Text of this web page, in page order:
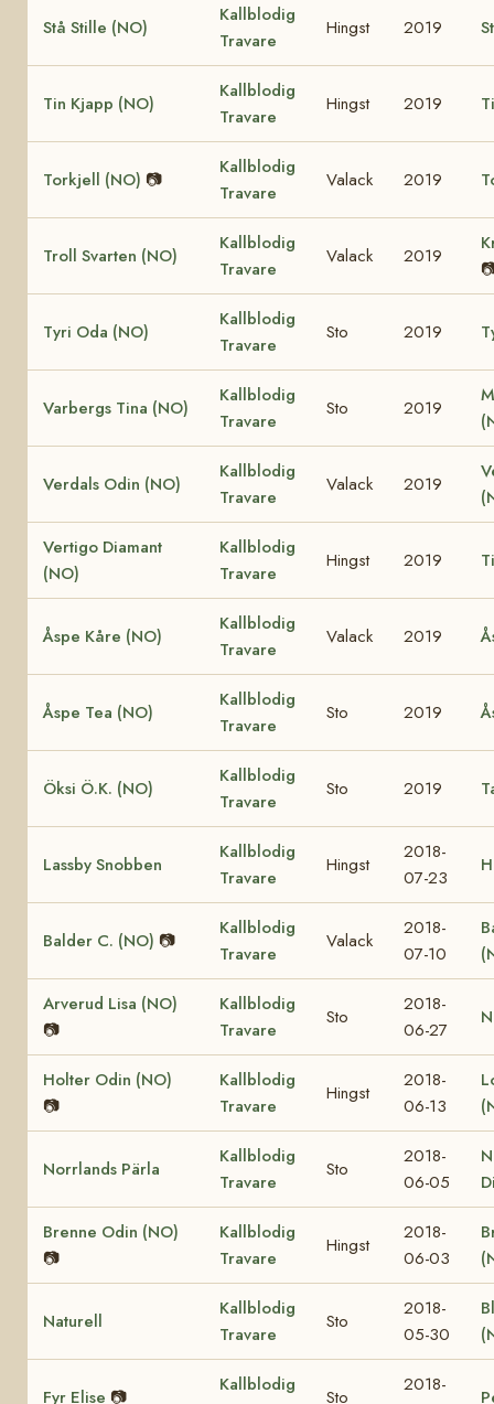
Stå Stille (NO)
Kallblodig
Travare
Hingst 2019
Tin Kjapp (NO)
Kallblodig
Travare
Hingst 2019
Torkjell (NO) 📷
Kallblodig
Travare
Valack 2019
Troll Svarten (NO)
Kallblodig
Travare
Valack 2019
Tyri Oda (NO)
Kallblodig
Travare
Sto 2019
Varbergs Tina (NO)
Kallblodig
Travare
Sto 2019
Verdals Odin (NO)
Kallblodig
Travare
Valack 2019
Vertigo Diamant
(NO)
Kallblodig
Travare
Hingst 2019
Åspe Kåre (NO)
Kallblodig
Travare
Valack 2019
Åspe Tea (NO)
Kallblodig
Travare
Sto 2019
Öksi Ö.K. (NO)
Kallblodig
Travare
Sto 2019
Lassby Snobben
Kallblodig
Travare
Hingst
2018-
07-23
Balder C. (NO) 📷
Kallblodig
Travare
Valack
2018-
07-10
Arverud Lisa (NO)
📷
Kallblodig
Travare
Sto
2018-
06-27
Holter Odin (NO)
📷
Kallblodig
Travare
Hingst
2018-
06-13
Norrlands Pärla
Kallblodig
Travare
Sto
2018-
06-05
Brenne Odin (NO)
📷
Kallblodig
Travare
Hingst
2018-
06-03
Naturell
Kallblodig
Travare
Sto
2018-
05-30
Fyr Elise 📷
Kallblodig
Sto
2018-